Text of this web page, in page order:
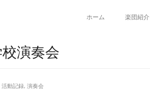
ホーム 楽団紹介
演奏会
活動記録, 演奏会